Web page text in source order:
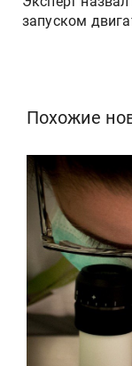
запуском
Похожие